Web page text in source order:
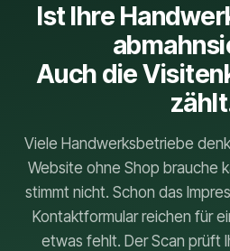
Ist Ihre
Auch die
Viele Handwerksbetriebe
Website ohne Shop brauche
stimmt nicht. Schon das
Kontaktformular reichen für
etwas fehlt. Der Scan prüft